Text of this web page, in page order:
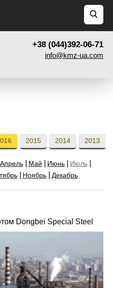
+38 (044)392-06-71
info@kmz-ua.com
2015 2014 2013
Апрель Май Июнь
Июль
Ноябрь Декабрь
Dongbei Special Steel